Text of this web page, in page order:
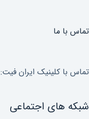
تماس با ما
تماس با کلینیک ایران فیت: 02122979797
شبکه های اجتماعی